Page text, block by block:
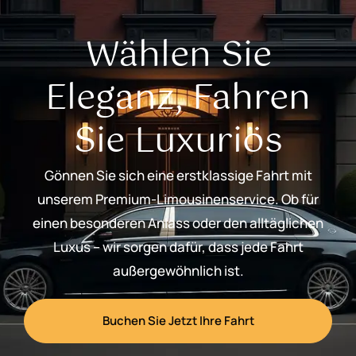
Wählen Sie
Eleganz, Fahren
Sie Luxuriös
Gönnen Sie sich eine erstklassige Fahrt mit
unserem Premium-Limousinenservice. Ob für
einen besonderen Anlass oder den alltäglichen
Luxus – wir sorgen dafür, dass jede Fahrt
außergewöhnlich ist.
Buchen Sie Jetzt Ihre Fahrt